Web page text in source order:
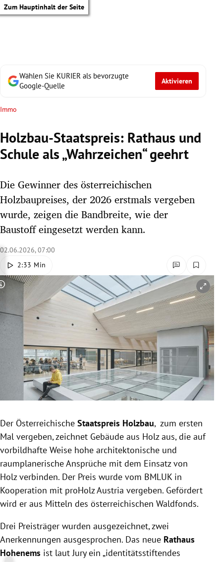
Zum Hauptinhalt der Seite
Untermenü
Untermenü
Untermenü
Untermenü
Untermenü
Untermenü
Untermenü
Untermenü
Untermenü
Untermenü
Wählen Sie KURIER als bevorzugte
Google-Quelle
Aktivieren
Immo
Holzbau-Staatspreis: Rathaus und
Schule als „Wahrzeichen“ geehrt
Die Gewinner des österreichischen
Holzbaupreises, der 2026 erstmals vergeben
wurde, zeigen die Bandbreite, wie der
Baustoff eingesetzt werden kann.
02.06.2026, 07:00
2:33 Min
Copyright-Hinweis öffnen/schließen
Der Österreichische Staatspreis Holzbau, zum ersten
Mal vergeben, zeichnet Gebäude aus Holz aus, die auf
vorbildhafte Weise hohe architektonische und
raumplanerische Ansprüche mit dem Einsatz von
Holz verbinden. Der Preis wurde vom BMLUK in
Kooperation mit proHolz Austria vergeben. Gefördert
wird er aus Mitteln des österreichischen Waldfonds.
Drei Preisträger wurden ausgezeichnet, zwei
Anerkennungen ausgesprochen. Das neue Rathaus
Hohenems ist laut Jury ein „identitätsstiftendes